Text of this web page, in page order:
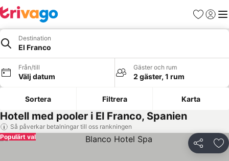
Favoriter
Logga
Destination
El Franco
Från/till
Välj datum
Gäster och rum
2 gäster, 1 rum
Sortera Filtrera Karta
Hotell med pooler i El Franco, Spanien
Så påverkar betalningar till oss rankningen
Dela
Populärt val